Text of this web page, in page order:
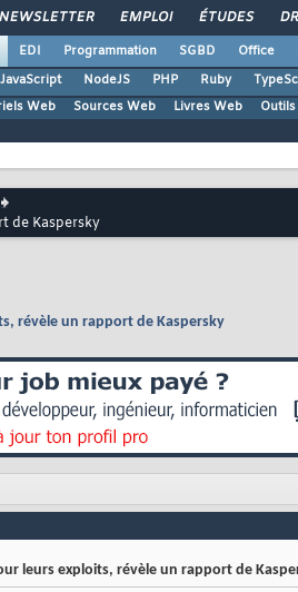
NEWSLETTER EMPLOI ÉTUDES
EDI Programmation SGBD Office
JavaScript NodeJS PHP Ruby
Web Sources Web Livres Web
de Kaspersky
révèle un rapport de Kaspersky
leurs exploits, révèle un rapport de